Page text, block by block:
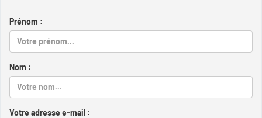
Prénom :
Nom :
Votre adresse e-mail :